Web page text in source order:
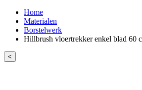
Home
Materialen
Borstelwerk
Hillbrush vloertrekker enkel blad 60
<